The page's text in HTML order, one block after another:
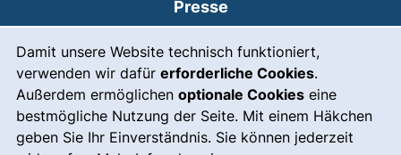
Damit unsere Website technisch funktioniert,
verwenden wir dafür erforderliche Cookies.
Außerdem ermöglichen optionale Cookies eine
bestmögliche Nutzung der Seite. Mit einem Häkchen
geben Sie Ihr Einverständnis. Sie können jederzeit
Presse
Leichte Sprache
Gebärdensprache
Notfall(externer Link, öffnet